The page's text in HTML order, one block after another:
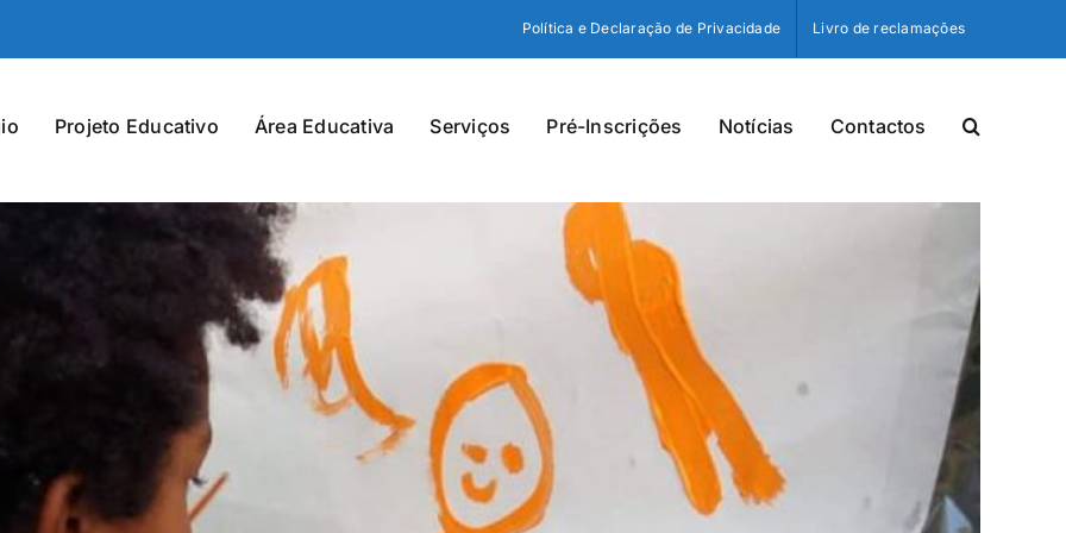
Política e Declaração de Privacidade Livro de reclamações
Projeto Educativo Área Educativa Serviços Pré-Inscrições Notícias Contactos